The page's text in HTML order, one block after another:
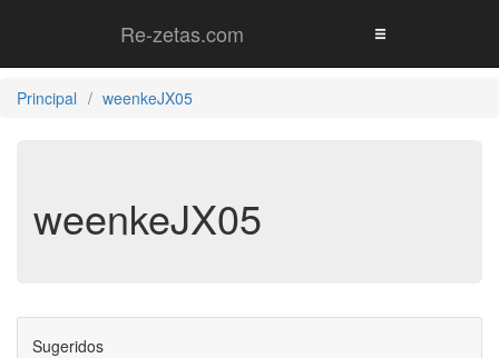
Re-zetas.com
Principal weenkeJX05
weenkeJX05
Sugeridos